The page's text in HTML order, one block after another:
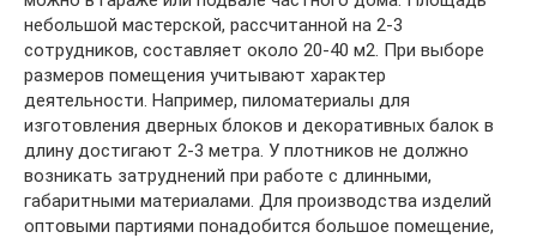
небольшой мастерской, рассчитанной на 2-3
сотрудников, составляет около 20-40 м2. При выборе
размеров помещения учитывают характер
деятельности. Например, пиломатериалы для
изготовления дверных блоков и декоративных балок в
длину достигают 2-3 метра. У плотников не должно
возникать затруднений при работе с длинными,
габаритными материалами. Для производства изделий
оптовыми партиями понадобится большое помещение,